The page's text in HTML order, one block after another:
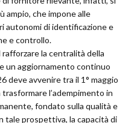
ampio, che impone alle
autonomi di identificazione e
e controllo.
rafforzare la centralità della
un aggiornamento continuo
deve avvenire tra il 1° maggio
l’adempimento in
fondato sulla qualità e
tale prospettiva, la capacità di